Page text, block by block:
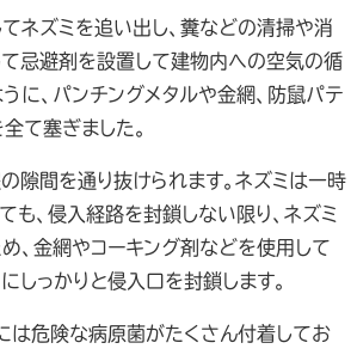
ネズミを追い出し、糞などの清掃や消
て忌避剤を設置して建物内への空気の循
に、パンチングメタルや金網、防鼠パテ
て塞ぎました。
隙間を通り抜けられます。ネズミは一時
も、侵入経路を封鎖しない限り、ネズミ
、金網やコーキング剤などを使用して
しっかりと侵入口を封鎖します。
は危険な病原菌がたくさん付着してお